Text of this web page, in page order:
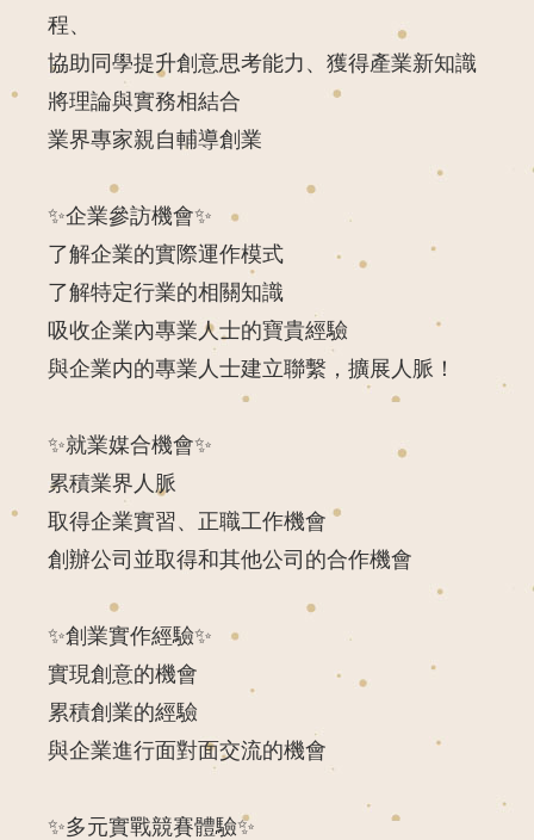
程、
協助同學提升創意思考能力、獲得產業新知識
將理論與實務相結合
業界專家親自輔導創業
✨企業參訪機會✨
了解企業的實際運作模式
了解特定行業的相關知識
吸收企業內專業人士的寶貴經驗
與企業内的專業人士建立聯繫，擴展人脈！
✨就業媒合機會✨
累積業界人脈
取得企業實習、正職工作機會
創辦公司並取得和其他公司的合作機會
✨創業實作經驗✨
實現創意的機會
累積創業的經驗
與企業進行面對面交流的機會
✨多元實戰競賽體驗✨